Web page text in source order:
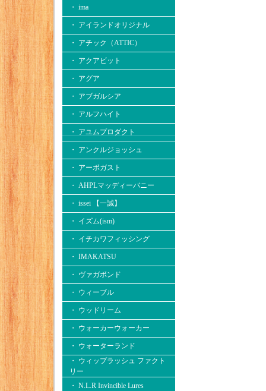
・ ima
・ アイランドオリジナル
・ アチック（ATTIC）
・ アクアビット
・ アグア
・ アブガルシア
・ アルフハイト
・ アユムプロダクト
・ アンクルジョッシュ
・ アーボガスト
・ AHPLマッディーバニー
・ issei 【一誠】
・ イズム(ism)
・ イチカワフィッシング
・ IMAKATSU
・ ヴァガボンド
・ ウィーブル
・ ウッドリーム
・ ウォーカーウォーカー
・ ウォーターランド
・ ウィップラッシュ ファクト
リー
・ N.L.R Invincible Lures